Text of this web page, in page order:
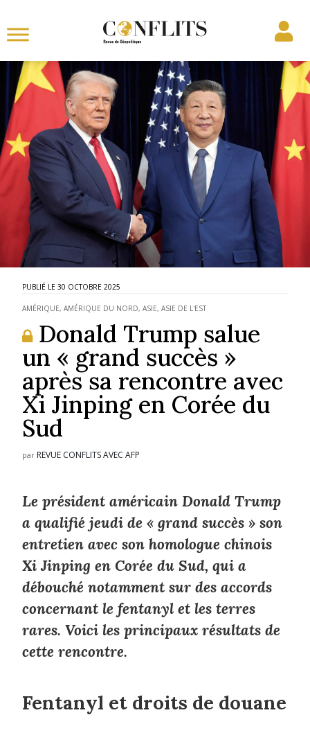
30 OCTOBRE 2025
AMÉRIQUE,AMÉRIQUE DU NORD,ASIE,ASIE DE L'EST
Donald Trump salue
un « grand succès »
après sa rencontre avec
Xi Jinping en Corée du
Sud
par REVUE CONFLITS AVEC AFP
Le président américain Donald Trump
a qualifié jeudi de « grand succès » son
entretien avec son homologue chinois
Xi Jinping en Corée du Sud, qui a
débouché notamment sur des accords
concernant le fentanyl et les terres
rares. Voici les principaux résultats de
cette rencontre.
Fentanyl et droits de douane